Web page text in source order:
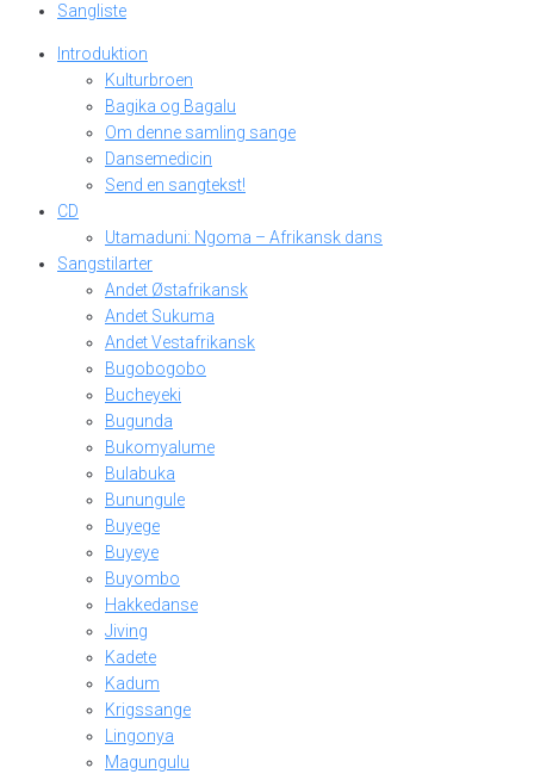
Sangliste
Introduktion
Kulturbroen
Bagika og Bagalu
Om denne samling sange
Dansemedicin
Send en sangtekst!
CD
Utamaduni: Ngoma – Afrikansk dans
Sangstilarter
Andet Østafrikansk
Andet Sukuma
Andet Vestafrikansk
Bugobogobo
Bucheyeki
Bugunda
Bukomyalume
Bulabuka
Bunungule
Buyege
Buyeye
Buyombo
Hakkedanse
Jiving
Kadete
Kadum
Krigssange
Lingonya
Magungulu